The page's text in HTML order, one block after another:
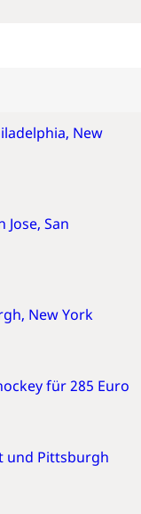
New
Jose, San
New York
für 285 Euro
und Pittsburgh